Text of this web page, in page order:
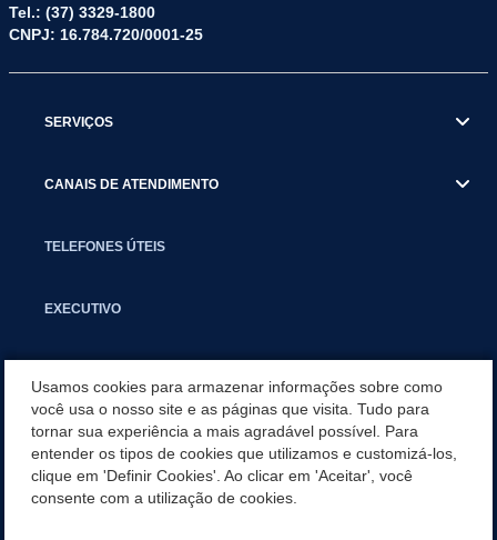
Tel.: (37) 3329-1800
CNPJ: 16.784.720/0001-25
SERVIÇOS
CANAIS DE ATENDIMENTO
TELEFONES ÚTEIS
EXECUTIVO
APLICATIVO
PARCERIAS E EMENDAS IMPOSITIVAS MUNICIPAIS
Usamos cookies para armazenar informações sobre como
você usa o nosso site e as páginas que visita. Tudo para
tornar sua experiência a mais agradável possível. Para
entender os tipos de cookies que utilizamos e customizá-los,
clique em 'Definir Cookies'. Ao clicar em 'Aceitar', você
consente com a utilização de cookies.